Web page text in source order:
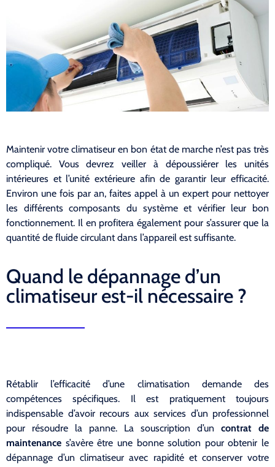
Maintenir votre climatiseur en bon état de marche n’est pas très
compliqué. Vous devrez veiller à dépoussiérer les unités
intérieures et l’unité extérieure afin de garantir leur efficacité.
Environ une fois par an, faites appel à un expert pour nettoyer
les différents composants du système et vérifier leur bon
fonctionnement. Il en profitera également pour s’assurer que la
quantité de fluide circulant dans l’appareil est suffisante.
Quand le dépannage d’un
climatiseur est-il nécessaire ?
Rétablir l’efficacité d’une climatisation demande des
compétences spécifiques. Il est pratiquement toujours
indispensable d’avoir recours aux services d’un professionnel
pour résoudre la panne. La souscription d’un contrat de
maintenance s’avère être une bonne solution pour obtenir le
dépannage d’un climatiseur avec rapidité et conserver votre